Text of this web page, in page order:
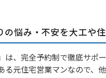
の悩み・不安を大工や
は、完全予約制で徹底サ
る元住宅営業マンなので、